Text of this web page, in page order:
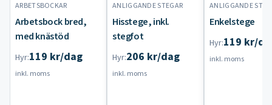
ARBETSBOCKAR
Arbetsbock bred,
med knästöd
Hyr:119 kr/dag
inkl. moms
ANLIGGANDE STEGAR
Hisstege, inkl.
stegfot
Hyr:206 kr/dag
inkl. moms
ANLIGGANDE
Enkelstege
Hyr:119 kr/
inkl. moms